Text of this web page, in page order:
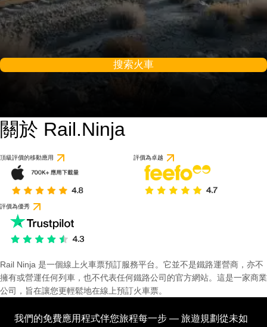
搜索火車
關於 Rail.Ninja
頂級評價的移動應用 評價為卓越
評價為優秀
Rail Ninja 是一個線上火車票預訂服務平台。它並不是鐵路運營商，亦不
擁有或營運任何列車，也不代表任何鐵路公司的官方網站。這是一家商業
公司，旨在讓您更輕鬆地在線上預訂火車票。
我們的免費應用程式伴您旅程每一步 — 旅遊規劃從未如